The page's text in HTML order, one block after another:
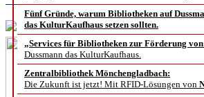
Fünf Gründe, warum Bibliotheken auf
das KulturKaufhaus setzen sollten.
„Services für Bibliotheken zur Förderung
Dussmann das KulturKaufhaus.
Zentralbibliothek Mönchengladbach:
Die Zukunft ist jetzt! Mit RFID-Lösungen von